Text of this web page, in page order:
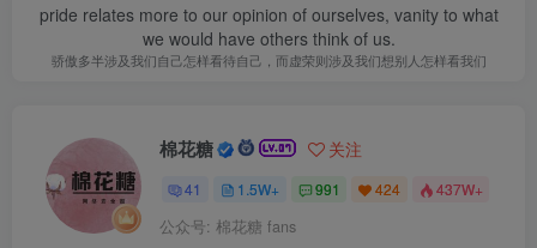
pride relates more to our opinion of ourselves, vanity to what
we would have others think of us.
骄傲多半涉及我们自己怎样看待自己，而虚荣则涉及我们想别人怎样看我们
棉花糖 关注
41 1.5W+ 991 424 437W+
公众号: 棉花糖 fans